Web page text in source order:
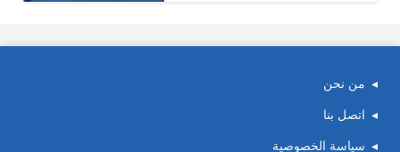
من نحن
اتصل بنا
سياسة الخصوصية